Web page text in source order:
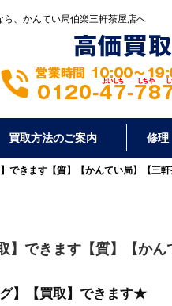
ら、かんてい局伯楽三軒茶屋店へ
買取方法のご案内 修理
できます【質】【かんてい局】【三軒
】できます【質】【かん
グ】【買取】できます★